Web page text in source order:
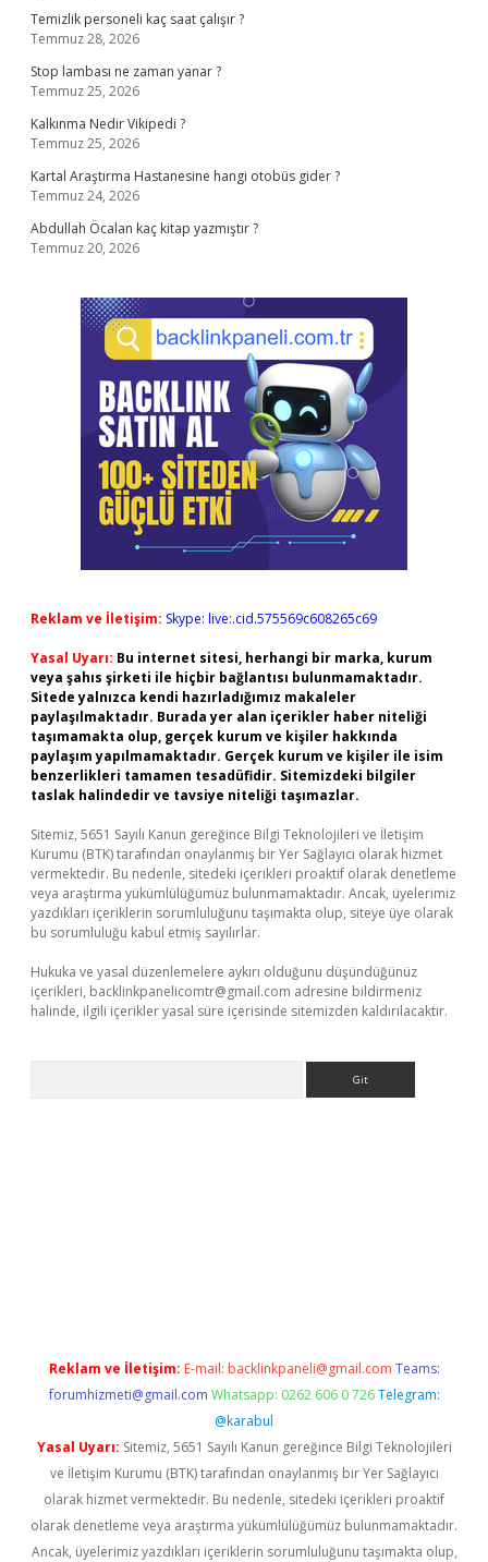
Temizlik personeli kaç saat çalışır ?
Temmuz 28, 2026
Stop lambası ne zaman yanar ?
Temmuz 25, 2026
Kalkınma Nedir Vikipedi ?
Temmuz 25, 2026
Kartal Araştırma Hastanesine hangi otobüs gider ?
Temmuz 24, 2026
Abdullah Öcalan kaç kitap yazmıştır ?
Temmuz 20, 2026
Reklam ve İletişim: Skype: live:.cid.575569c608265c69
Yasal Uyarı: Bu internet sitesi, herhangi bir marka, kurum
veya şahıs şirketi ile hiçbir bağlantısı bulunmamaktadır.
Sitede yalnızca kendi hazırladığımız makaleler
paylaşılmaktadır. Burada yer alan içerikler haber niteliği
taşımamakta olup, gerçek kurum ve kişiler hakkında
paylaşım yapılmamaktadır. Gerçek kurum ve kişiler ile isim
benzerlikleri tamamen tesadüfidir. Sitemizdeki bilgiler
taslak halindedir ve tavsiye niteliği taşımazlar.
Sitemiz, 5651 Sayılı Kanun gereğince Bilgi Teknolojileri ve İletişim
Kurumu (BTK) tarafından onaylanmış bir Yer Sağlayıcı olarak hizmet
vermektedir. Bu nedenle, sitedeki içerikleri proaktif olarak denetleme
veya araştırma yükümlülüğümüz bulunmamaktadır. Ancak, üyelerimiz
yazdıkları içeriklerin sorumluluğunu taşımakta olup, siteye üye olarak
bu sorumluluğu kabul etmiş sayılırlar.
Hukuka ve yasal düzenlemelere aykırı olduğunu düşündüğünüz
içerikleri, backlinkpanelicomtr@gmail.com adresine bildirmeniz
halinde, ilgili içerikler yasal süre içerisinde sitemizden kaldırılacaktır.
Reklam ve İletişim: E-mail: backlinkpaneli@gmail.com Teams:
forumhizmeti@gmail.com Whatsapp: 0262 606 0 726 Telegram:
@karabul
Yasal Uyarı: Sitemiz, 5651 Sayılı Kanun gereğince Bilgi Teknolojileri
ve İletişim Kurumu (BTK) tarafından onaylanmış bir Yer Sağlayıcı
olarak hizmet vermektedir. Bu nedenle, sitedeki içerikleri proaktif
olarak denetleme veya araştırma yükümlülüğümüz bulunmamaktadır.
Ancak, üyelerimiz yazdıkları içeriklerin sorumluluğunu taşımakta olup,